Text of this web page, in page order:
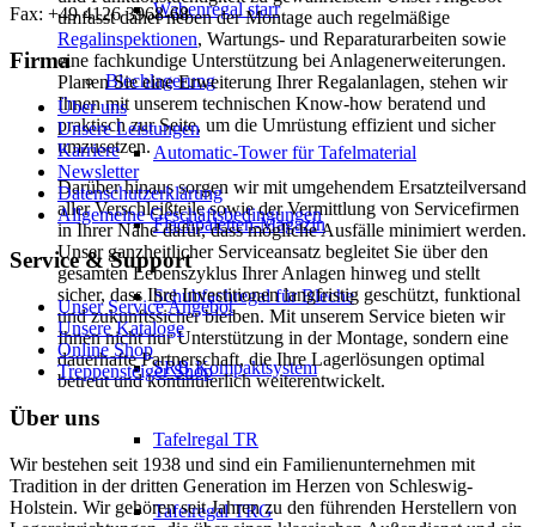
Wabenregal starr
Blechlagerung
Automatic-Tower für Tafelmaterial
Flachpaletten-Magazin
Schubfachregal für Bleche
SRB Kompaktsystem
Tafelregal TR
Tafelregal TRG
umfasst daher neben der Montage auch regelmäßige
Regalinspektionen, Wartungs- und Reparaturarbeiten sowie
eine fachkundige Unterstützung bei Anlagenerweiterungen.
Planen Sie eine Erweiterung Ihrer Regalanlagen, stehen wir
Ihnen mit unserem technischen Know-how beratend und
praktisch zur Seite, um die Umrüstung effizient und sicher
umzusetzen.
Darüber hinaus sorgen wir mit umgehendem Ersatzteilversand
aller Verschleißteile sowie der Vermittlung von Servicefirmen
in Ihrer Nähe dafür, dass mögliche Ausfälle minimiert werden.
Unser ganzheitlicher Serviceansatz begleitet Sie über den
gesamten Lebenszyklus Ihrer Anlagen hinweg und stellt
sicher, dass Ihre Investitionen langfristig geschützt, funktional
und zukunftssicher bleiben. Mit unserem Service bieten wir
Ihnen nicht nur Unterstützung in der Montage, sondern eine
dauerhafte Partnerschaft, die Ihre Lagerlösungen optimal
betreut und kontinuierlich weiterentwickelt.
Fax: +49 4126 3968-68
Firma
Über uns
Unsere Leistungen
Karriere
Newsletter
Datenschutzerklärung
Allgemeine Geschäftsbedingungen
Service & Support
Unser Service Angebot
Unsere Kataloge
Online Shop
Treppensteiger Shop
Über uns
Wir bestehen seit 1938 und sind ein Familienunternehmen mit
Tradition in der dritten Generation im Herzen von Schleswig-
Holstein. Wir gehören seit Jahren zu den führenden Herstellern von